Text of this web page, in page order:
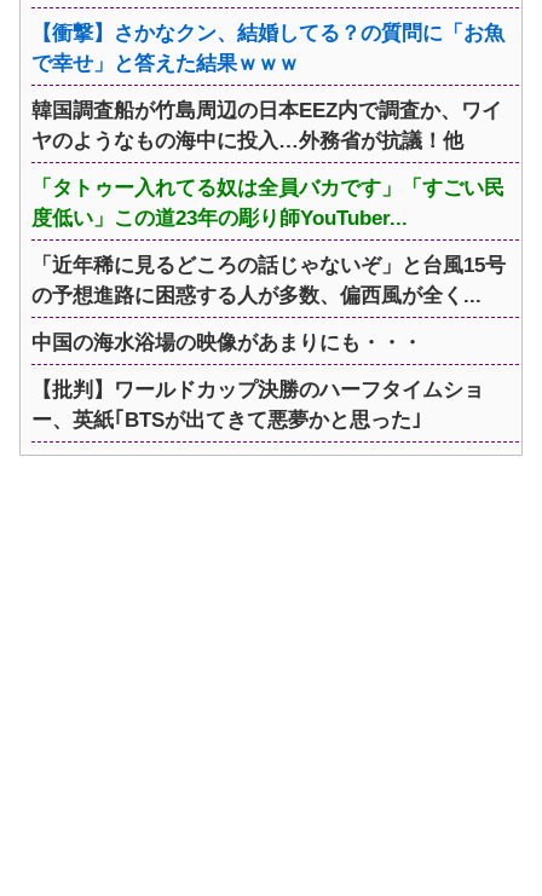
【衝撃】さかなクン、結婚してる？の質問に「お魚
で幸せ」と答えた結果ｗｗｗ
韓国調査船が竹島周辺の日本EEZ内で調査か、ワイ
ヤのようなもの海中に投入…外務省が抗議！他
「タトゥー入れてる奴は全員バカです」「すごい民
度低い」この道23年の彫り師YouTuber...
「近年稀に見るどころの話じゃないぞ」と台風15号
の予想進路に困惑する人が多数、偏西風が全く...
中国の海水浴場の映像があまりにも・・・
【批判】ワールドカップ決勝のハーフタイムショ
ー、英紙｢BTSが出てきて悪夢かと思った｣